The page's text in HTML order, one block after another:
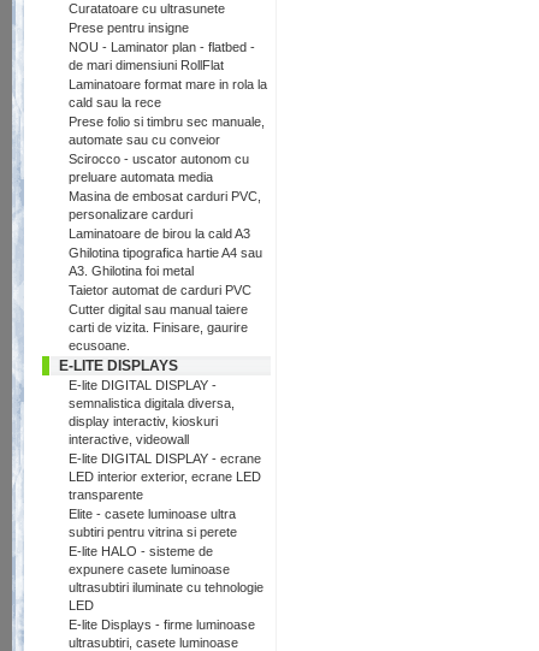
Curatatoare cu ultrasunete
Prese pentru insigne
NOU - Laminator plan - flatbed -
de mari dimensiuni RollFlat
Laminatoare format mare in rola la
cald sau la rece
Prese folio si timbru sec manuale,
automate sau cu conveior
Scirocco - uscator autonom cu
preluare automata media
Masina de embosat carduri PVC,
personalizare carduri
Laminatoare de birou la cald A3
Ghilotina tipografica hartie A4 sau
A3. Ghilotina foi metal
Taietor automat de carduri PVC
Cutter digital sau manual taiere
carti de vizita. Finisare, gaurire
ecusoane.
E-LITE DISPLAYS
E-lite DIGITAL DISPLAY -
semnalistica digitala diversa,
display interactiv, kioskuri
interactive, videowall
E-lite DIGITAL DISPLAY - ecrane
LED interior exterior, ecrane LED
transparente
Elite - casete luminoase ultra
subtiri pentru vitrina si perete
E-lite HALO - sisteme de
expunere casete luminoase
ultrasubtiri iluminate cu tehnologie
LED
E-lite Displays - firme luminoase
ultrasubtiri, casete luminoase